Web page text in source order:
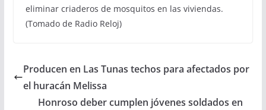
eliminar criaderos de mosquitos en las viviendas.
(Tomado de Radio Reloj)
Producen en Las Tunas techos para afectados por
el huracán Melissa
Honroso deber cumplen jóvenes soldados en